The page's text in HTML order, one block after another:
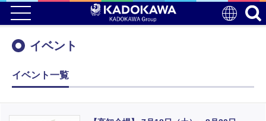
イベント
イベント一覧